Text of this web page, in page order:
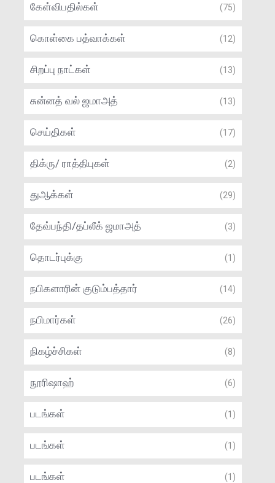
கேள்விபதில்கள் (75)
கொள்கை பத்வாக்கள் (12)
சிறப்பு நாட்கள் (13)
சுன்னத் வல் ஜமாஅத் (13)
செய்திகள் (17)
திக்ரு/ ராத்திபுகள் (2)
துஆக்கள் (29)
தேவ்பந்தி/தப்லீக் ஜமாஅத் (3)
தொடர்புக்கு (1)
நபிகளாரின் குடும்பத்தார் (14)
நபிமார்கள் (26)
நிகழ்ச்சிகள் (8)
நூரிஷாஹ் (6)
படங்கள் (1)
படங்கள் (1)
படங்கள் (1)